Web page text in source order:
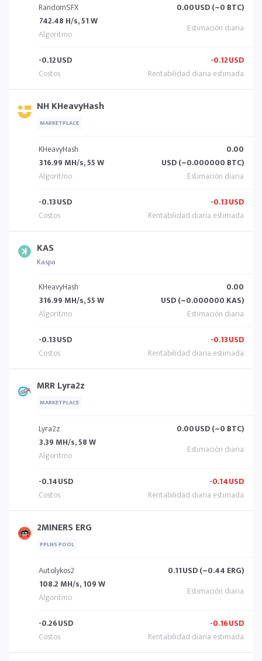
RandomSFX
742.48 H/s, 51 W
0.00USD (~0 BTC)
-0.12USD -0.12USD
NH KHeavyHash
MARKETPLACE
KHeavyHash
316.99 MH/s, 55 W
0.00
USD (~0.000000 BTC)
-0.13USD -0.13USD
KAS
Kaspa
KHeavyHash
316.99 MH/s, 55 W
0.00
USD (~0.000000 KAS)
-0.13USD -0.13USD
MRR Lyra2z
MARKETPLACE
Lyra2z
3.39 MH/s, 58 W
0.00USD (~0 BTC)
-0.14USD -0.14USD
2MINERS ERG
PPLNS POOL
Autolykos2
108.2 MH/s, 109 W
0.11USD (~0.44 ERG)
-0.26USD -0.16USD